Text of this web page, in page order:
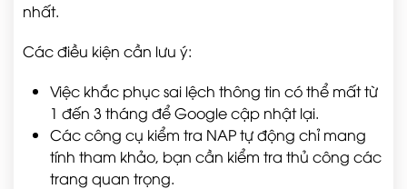
nhất.
Các điều kiện cần lưu ý:
Việc khắc phục sai lệch thông tin có thể mất từ
1 đến 3 tháng để Google cập nhật lại.
Các công cụ kiểm tra NAP tự động chỉ mang
tính tham khảo, bạn cần kiểm tra thủ công các
trang quan trọng.